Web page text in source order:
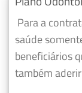
Para a
saúde
beneficiários
também